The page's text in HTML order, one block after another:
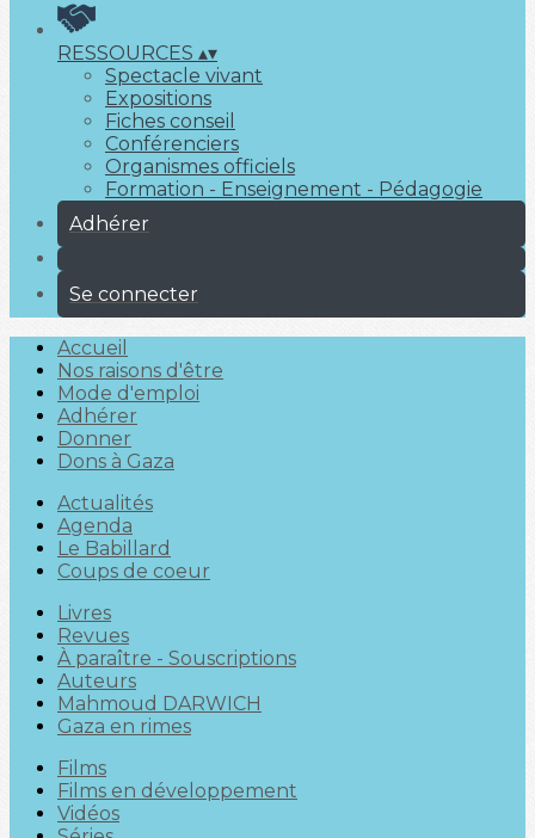
RESSOURCES ▴▾
Spectacle vivant
Expositions
Fiches conseil
Conférenciers
Organismes officiels
Formation - Enseignement - Pédagogie
Adhérer
Se connecter
Accueil
Nos raisons d'être
Mode d'emploi
Adhérer
Donner
Dons à Gaza
Actualités
Agenda
Le Babillard
Coups de coeur
Livres
Revues
À paraître - Souscriptions
Auteurs
Mahmoud DARWICH
Gaza en rimes
Films
Films en développement
Vidéos